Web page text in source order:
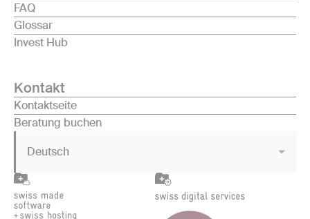
FAQ
Glossar
Invest Hub
Kontakt
Kontaktseite
Beratung buchen
Deutsch